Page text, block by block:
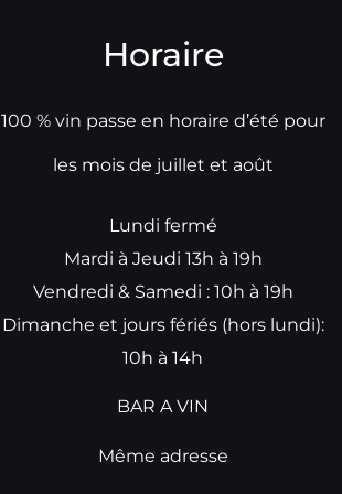
Horaire
100 % vin passe en horaire d’été pour
les mois de juillet et août
Lundi fermé
Mardi à Jeudi 13h à 19h
Vendredi & Samedi : 10h à 19h
Dimanche et jours fériés (hors lundi):
10h à 14h
BAR A VIN
Même adresse